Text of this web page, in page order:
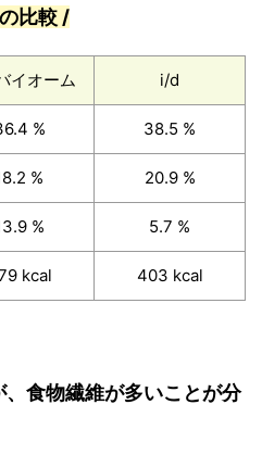
比較 /
イオーム i/d
% 38.5 %
% 20.9 %
% 5.7 %
kcal 403 kcal
食物繊維が多いことが分